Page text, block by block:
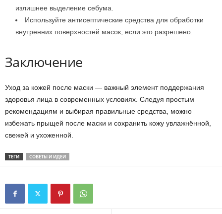
излишнее выделение себума.
Используйте антисептические средства для обработки
внутренних поверхностей масок, если это разрешено.
Заключение
Уход за кожей после маски — важный элемент поддержания
здоровья лица в современных условиях. Следуя простым
рекомендациям и выбирая правильные средства, можно
избежать прыщей после маски и сохранить кожу увлажнённой,
свежей и ухоженной.
ТЕГИ СОВЕТЫ И ИДЕИ